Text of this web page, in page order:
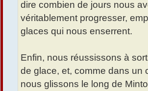
dire combien de jours nous
véritablement progresser,
glaces qui nous enserrent.
Enfin, nous réussissons à
de glace, et, comme dans un
nous glissons le long de